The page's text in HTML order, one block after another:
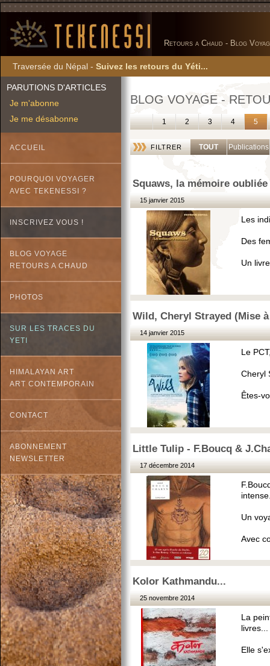
Retours a Chaud - Blog
Traversée du Népal - Suivez les retours du Yéti...
PARUTIONS D'ARTICLES
Je m'abonne
Je me désabonne
ACCUEIL
POURQUOI VOYAGER
AVEC TEKENESSI ?
INSCRIVEZ VOUS !
BLOG VOYAGE
RETOURS A CHAUD
PHOTOS
SUR LES TRACES DU
YETI
HIMALAYAN ART
ART CONTEMPORAIN
CONTACT
ABONNEMENT
NEWSLETTER
BLOG VOYAGE -
1 2 3 4 5
FILTRER TOUT Publications
Squaws, la mémoire
15 janvier 2015
Les
Des
Un
Wild, Cheryl Strayed (Mise
14 janvier 2015
Le
Cheryl
Êtes-
Little Tulip - F.Boucq &
17 décembre 2014
Un
Avec
Kolor Kathmandu...
25 novembre 2014
La
livres...
Elle